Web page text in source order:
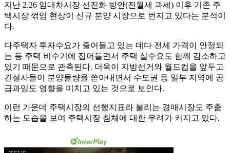
지난 2.26 임대차시장 선진화 방안(전월세 과세) 이후 기존 주
택시장 꺾임 현상이 신규 분양 시장으로 번지고 있다는 분석이
다.
다주택자 투자수요가 줄어들고 있는 데다 전세 가격이 안정되
는 등 주택 비수기에 접어들면서 주택 실수요도 함께 감소하고
있기 때문으로 관측된다. 더욱이 지방선거와 월드컵을 앞두고
건설사들이 분양물량을 쏟아내면서 수도권 등 일부 지역에 공
급과잉도 영향을 미치고 있는 것으로 보인다.
이런 가운데 주택시장의 선행지표라 불리는 경매시장도 주춤
하는 모습을 보여 주택시장 침체에 대한 우려가 커지고 있다.